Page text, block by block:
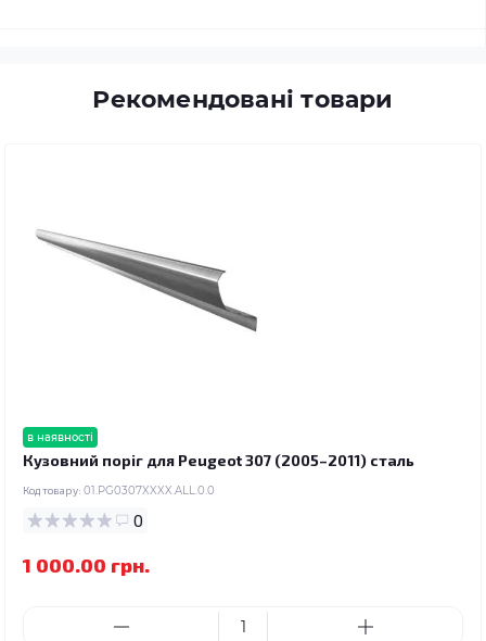
Рекомендовані товари
в наявності
Кузовний поріг для Peugeot 307 (2005–2011) сталь
Код товару: 01.PG0307XXXX.ALL.0.0
0
1 000.00 грн.